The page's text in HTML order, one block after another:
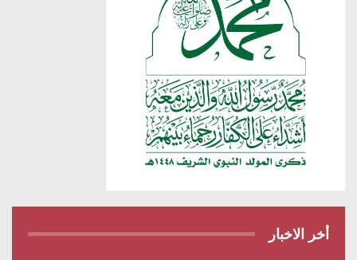
أخر الاخبار